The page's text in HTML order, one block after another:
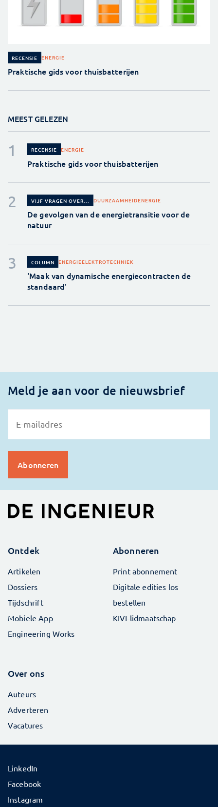
RECENSIE ENERGIE
Praktische gids voor thuisbatterijen
MEEST GELEZEN
RECENSIE ENERGIE
Praktische gids voor thuisbatterijen
VIJF VRAGEN OVER... DUURZAAMHEIDENERGIE
De gevolgen van de energietransitie voor de
natuur
COLUMN ENERGIEELEKTROTECHNIEK
'Maak van dynamische energiecontracten de
standaard'
Meld je aan voor de nieuwsbrief
Ontdek
Artikelen
Dossiers
Tijdschrift
Mobiele App
Engineering Works
Abonneren
Print abonnement
Digitale edities los
bestellen
KIVI-lidmaatschap
Over ons
Auteurs
Adverteren
Vacatures
LinkedIn
Facebook
Instagram